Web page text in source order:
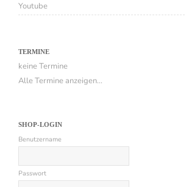
Youtube
TERMINE
keine Termine
Alle Termine anzeigen...
SHOP-LOGIN
Benutzername
Passwort